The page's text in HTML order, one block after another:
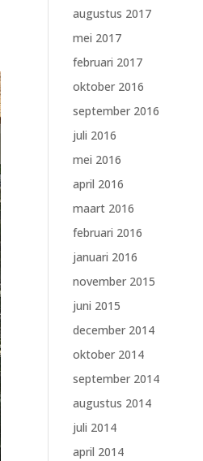
augustus 2017
mei 2017
februari 2017
oktober 2016
september 2016
juli 2016
mei 2016
april 2016
maart 2016
februari 2016
januari 2016
november 2015
juni 2015
december 2014
oktober 2014
september 2014
augustus 2014
juli 2014
april 2014